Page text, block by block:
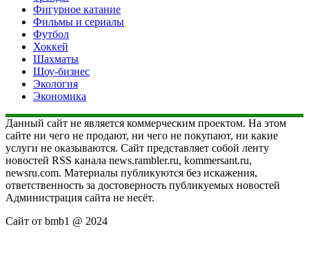
Фигурное катание
Фильмы и сериалы
Футбол
Хоккей
Шахматы
Шоу-бизнес
Экология
Экономика
Данный сайт не является коммерческим проектом. На этом
сайте ни чего не продают, ни чего не покупают, ни какие
услуги не оказываются. Сайт представляет собой ленту
новостей RSS канала news.rambler.ru, kommersant.ru,
newsru.com. Материалы публикуются без искажения,
ответственность за достоверность публикуемых новостей
Администрация сайта не несёт.
Сайт от bmb1 @ 2024